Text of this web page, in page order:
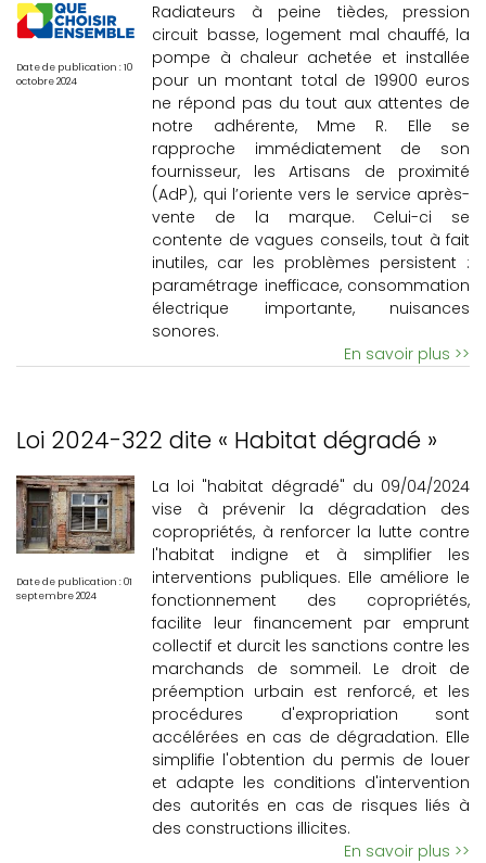
Date de publication : 10
octobre 2024
Radiateurs à peine tièdes, pression
circuit basse, logement mal chauffé, la
pompe à chaleur achetée et installée
pour un montant total de 19900 euros
ne répond pas du tout aux attentes de
notre adhérente, Mme R. Elle se
rapproche immédiatement de son
fournisseur, les Artisans de proximité
(AdP), qui l’oriente vers le service après-
vente de la marque. Celui-ci se
contente de vagues conseils, tout à fait
inutiles, car les problèmes persistent :
paramétrage inefficace, consommation
électrique importante, nuisances
sonores.
En savoir plus >>
Loi 2024-322 dite « Habitat dégradé »
Date de publication : 01
septembre 2024
La loi "habitat dégradé" du 09/04/2024
vise à prévenir la dégradation des
copropriétés, à renforcer la lutte contre
l'habitat indigne et à simplifier les
interventions publiques. Elle améliore le
fonctionnement des copropriétés,
facilite leur financement par emprunt
collectif et durcit les sanctions contre les
marchands de sommeil. Le droit de
préemption urbain est renforcé, et les
procédures d'expropriation sont
accélérées en cas de dégradation. Elle
simplifie l'obtention du permis de louer
et adapte les conditions d'intervention
des autorités en cas de risques liés à
des constructions illicites.
En savoir plus >>